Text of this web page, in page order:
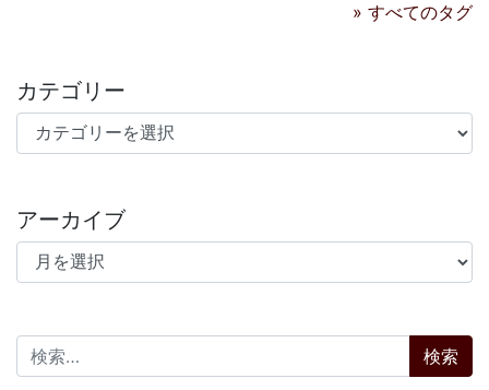
» すべてのタグ
カテゴリー
カテゴリー
アーカイブ
アーカイブ
検索: